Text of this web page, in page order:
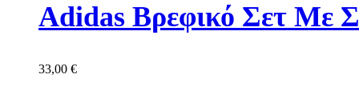
Adidas Βρεφικό Σετ Με
33,00 €